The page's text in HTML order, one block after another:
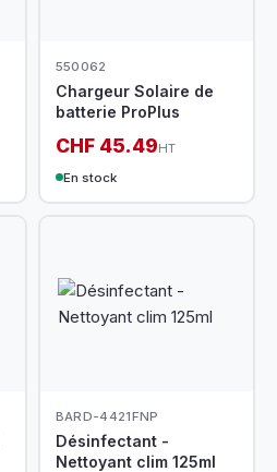
550062
Chargeur Solaire de
batterie ProPlus
CHF 45.49HT
En stock
BARD-4421FNP
Désinfectant -
Nettoyant clim 125ml